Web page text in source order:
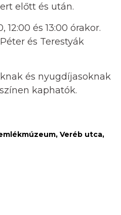
előtt és után.
12:00 és 13:00 órakor.
és Terestyák
és nyugdíjasoknak
kaphatók.
Veréb utca,